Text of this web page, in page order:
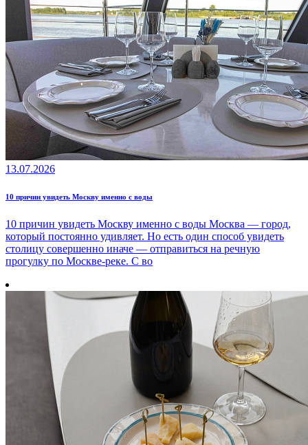
13.07.2026
10 причин увидеть Москву именно с воды
10 причин увидеть Москву именно с воды Москва — город,
который постоянно удивляет. Но есть один способ увидеть
столицу совершенно иначе — отправиться на речную
прогулку по Москве-реке. С во